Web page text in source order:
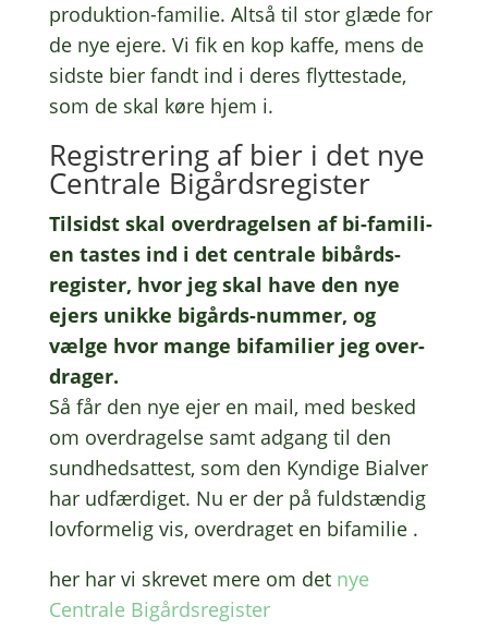
produk­tion-fami­lie. Altså til stor glæde for
de nye ejere. Vi fik en kop kaffe, mens de
sidste bier fandt ind i deres flyt­testa­de,
som de skal køre hjem i.
Regi­stre­ring af bier i det nye
Centra­le Bigårdsregister
Tilsidst skal over­dra­gel­sen af bi-fami­li­
en tastes ind i det centra­le bibårds-
regi­ster, hvor jeg skal have den nye
ejers unikke bigårds-nummer, og
vælge hvor mange bifa­mi­li­er jeg over­
dra­ger.
Så får den nye ejer en mail, med besked
om over­dra­gel­se samt adgang til den
sund­hed­s­at­test, som den Kyndi­ge Bial­ver
har udfær­di­get. Nu er der på fuld­stæn­dig
lovfor­me­lig vis, over­dra­get en bifamilie .
her har vi skre­vet mere om det nye
Centra­le Bigårdsregister